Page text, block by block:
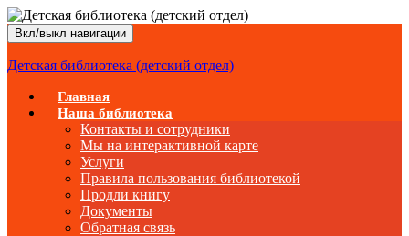
Вкл/выкл навигации
Детская библиотека (детский отдел)
Главная
Наша библиотека
Контакты и сотрудники
Мы на интерактивной карте
Услуги
Правила пользования библиотекой
Продли книгу
Документы
Обратная связь